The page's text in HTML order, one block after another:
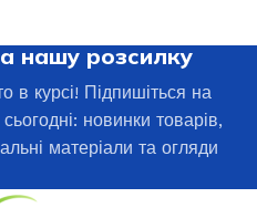
нашу розсилку
в курсі! Підпишіться на
новинки товарів,
матеріали та огляди